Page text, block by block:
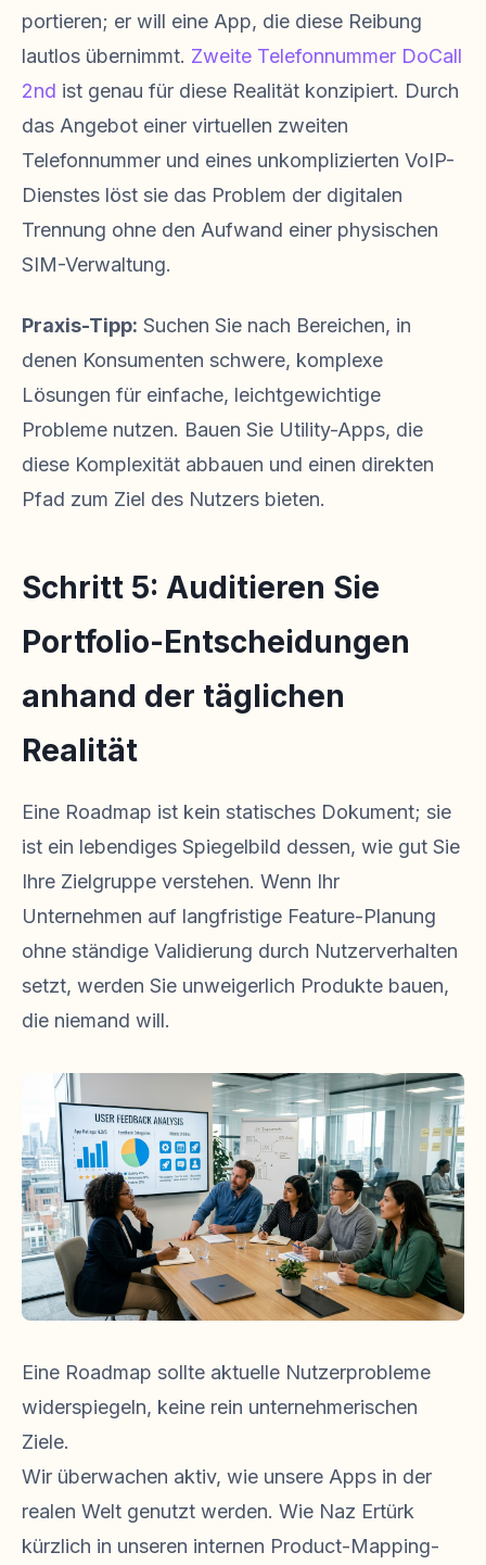
portieren; er will eine App, die diese Reibung
lautlos übernimmt. Zweite Telefonnummer DoCall
2nd ist genau für diese Realität konzipiert. Durch
das Angebot einer virtuellen zweiten
Telefonnummer und eines unkomplizierten VoIP-
Dienstes löst sie das Problem der digitalen
Trennung ohne den Aufwand einer physischen
SIM-Verwaltung.
Praxis-Tipp: Suchen Sie nach Bereichen, in
denen Konsumenten schwere, komplexe
Lösungen für einfache, leichtgewichtige
Probleme nutzen. Bauen Sie Utility-Apps, die
diese Komplexität abbauen und einen direkten
Pfad zum Ziel des Nutzers bieten.
Schritt 5: Auditieren Sie
Portfolio-Entscheidungen
anhand der täglichen
Realität
Eine Roadmap ist kein statisches Dokument; sie
ist ein lebendiges Spiegelbild dessen, wie gut Sie
Ihre Zielgruppe verstehen. Wenn Ihr
Unternehmen auf langfristige Feature-Planung
ohne ständige Validierung durch Nutzerverhalten
setzt, werden Sie unweigerlich Produkte bauen,
die niemand will.
Eine Roadmap sollte aktuelle Nutzerprobleme
widerspiegeln, keine rein unternehmerischen
Ziele.
Wir überwachen aktiv, wie unsere Apps in der
realen Welt genutzt werden. Wie Naz Ertürk
kürzlich in unseren internen Product-Mapping-